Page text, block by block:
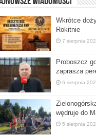
Wkrótce
Rokitnie
7 sierpnia
Proboszcz
zaprasza
6 sierpnia
wędruje do
5 sierpnia